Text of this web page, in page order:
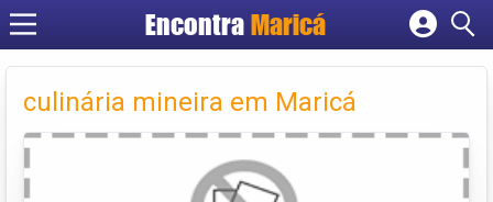
EncontraMaricá
Cadastrar empresa
Criar conta
culinária mineira em Maricá